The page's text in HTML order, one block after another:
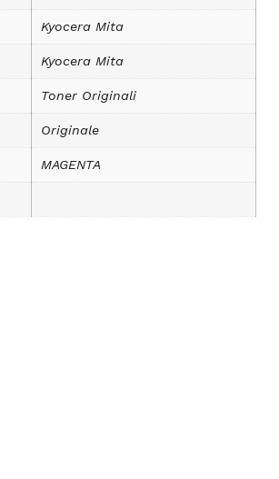
Kyocera Mita
Kyocera Mita
Toner Originali
Originale
MAGENTA